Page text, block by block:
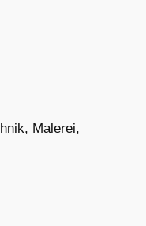
Malerei,